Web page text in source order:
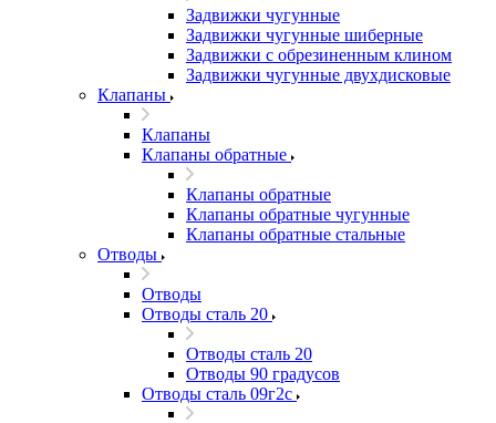
Задвижки чугунные
Задвижки чугунные шиберные
Задвижки с обрезиненным клином
Задвижки чугунные двухдисковые
Клапаны
Клапаны
Клапаны обратные
Клапаны обратные
Клапаны обратные чугунные
Клапаны обратные стальные
Отводы
Отводы
Отводы сталь 20
Отводы сталь 20
Отводы 90 градусов
Отводы сталь 09г2с